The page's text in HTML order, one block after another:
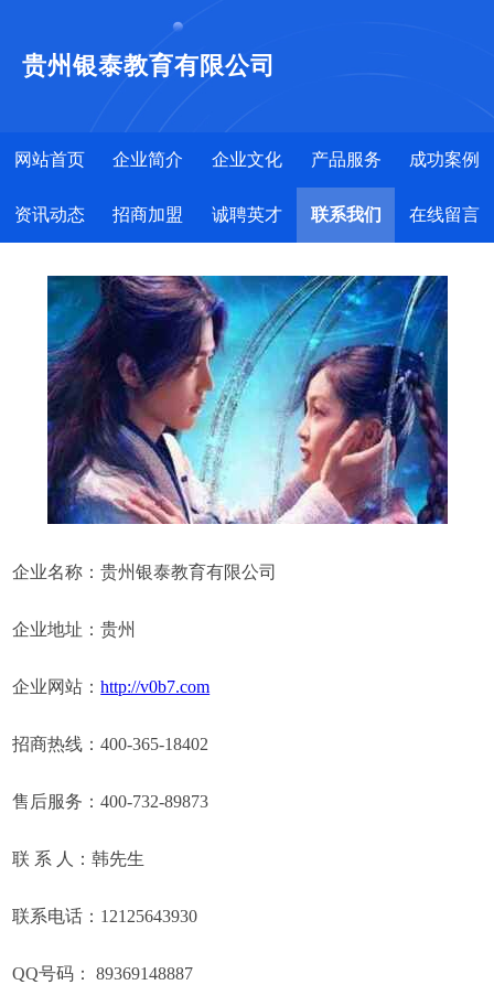
贵州银泰教育有限公司
网站首页 企业简介 企业文化 产品服务 成功案例
资讯动态 招商加盟 诚聘英才 联系我们 在线留言
企业名称：贵州银泰教育有限公司
企业地址：贵州
企业网站：http://v0b7.com
招商热线：400-365-18402
售后服务：400-732-89873
联 系 人：韩先生
联系电话：12125643930
QQ号码： 89369148887